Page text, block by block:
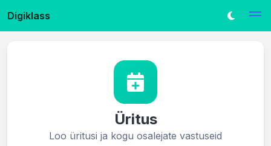
Digiklass
Üritus
Loo üritusi ja kogu osalejate vastuseid